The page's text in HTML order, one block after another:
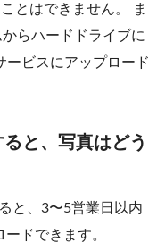
とはできません。 ま
らハードドライブに
ービスにアップロード
と、写真はどう
と、3〜5営業日以内
ドできます。